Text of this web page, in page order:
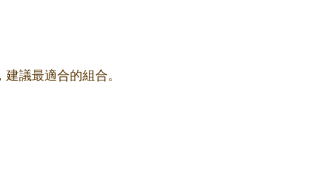
議最適合的組合。